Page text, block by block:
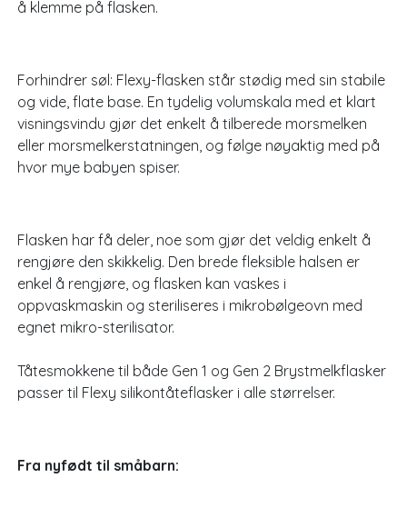
å klemme på flasken.
Forhindrer søl: Flexy-flasken står stødig med sin stabile
og vide, flate base. En tydelig volumskala med et klart
visningsvindu gjør det enkelt å tilberede morsmelken
eller morsmelkerstatningen, og følge nøyaktig med på
hvor mye babyen spiser.
Flasken har få deler, noe som gjør det veldig enkelt å
rengjøre den skikkelig. Den brede fleksible halsen er
enkel å rengjøre, og flasken kan vaskes i
oppvaskmaskin og steriliseres i mikrobølgeovn med
egnet mikro-sterilisator.
Tåtesmokkene til både Gen 1 og Gen 2 Brystmelkflasker
passer til Flexy silikontåteflasker i alle størrelser.
Fra nyfødt til småbarn: